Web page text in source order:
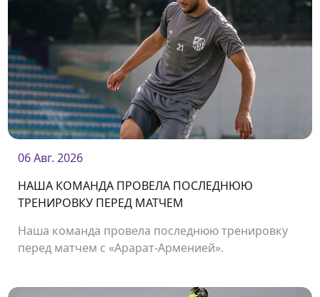
06 Авг. 2026
НАША КОМАНДА ПРОВЕЛА ПОСЛЕДНЮЮ
ТРЕНИРОВКУ ПЕРЕД МАТЧЕМ
Наша команда провела последнюю тренировку
перед матчем с «Арарат-Арменией».